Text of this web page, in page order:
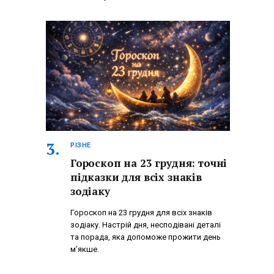
РІЗНЕ
Гороскоп на 23 грудня: точні
підказки для всіх знаків
зодіаку
Гороскоп на 23 грудня для всіх знаків
зодіаку. Настрій дня, несподівані деталі
та порада, яка допоможе прожити день
м’якше.